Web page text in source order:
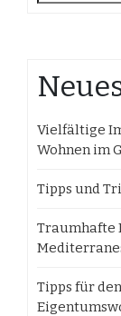
Vielfältige
Wohnen im
Tipps und
Traumhafte
Tipps für